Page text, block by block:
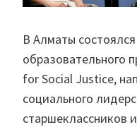
В Алматы
образовательного
for Social Justice,
социального
старшеклассников